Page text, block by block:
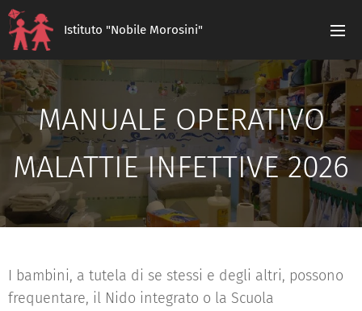
Istituto "Nobile Morosini"
MANUALE OPERATIVO
MALATTIE INFETTIVE 2026
I bambini, a tutela di se stessi e degli altri, possono
frequentare, il Nido integrato o la Scuola